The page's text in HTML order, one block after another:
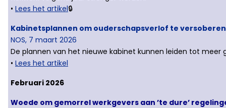
• Lees het artikel🔒
Kabinetsplannen om ouderschapsverlof te
NOS, 7 maart 2026
De plannen van het nieuwe kabinet kunnen leiden tot meer
• Lees het artikel
Februari 2026
Woede om gemorrel werkgevers aan ’te dure’